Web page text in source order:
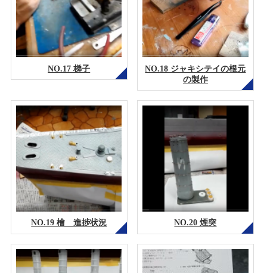
NO.17 梯子
NO.18 ジャキシテイの根元
の製作
NO.19 檜 進捗状況 NO.20 煙突